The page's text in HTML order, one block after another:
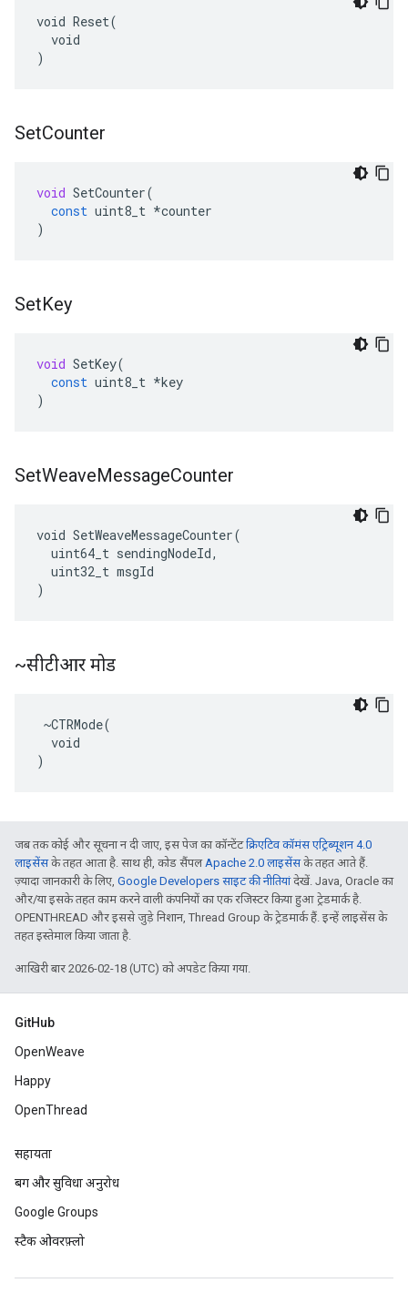
void Reset(
  void
)
SetCounter
void SetCounter(
const uint8_t *counter
)
SetKey
void SetKey(
const uint8_t *key
)
SetWeaveMessageCounter
void SetWeaveMessageCounter(
  uint64_t sendingNodeId,
  uint32_t msgId
)
~सीटीआर मोड
~CTRMode(
  void
)
जब तक कोई और सूचना न दी जाए, इस पेज का कॉन्टेंटक्रिएटिव कॉमंस एट्रिब्यूशन 4.0
लाइसेंसके तहत आता है. साथ ही, कोड सैंपलApache 2.0 लाइसेंसके तहत आते हैं.
ज़्यादा जानकारी के लिए, Google Developers साइट की नीतियांदेखें. Java, Oracle का
और/या इसके तहत काम करने वाली कंपनियों का एक रजिस्टर किया हुआ ट्रेडमार्क है.
OPENTHREAD और इससे जुड़े निशान, Thread Group के ट्रेडमार्क हैं. इन्हें लाइसेंस के
तहत इस्तेमाल किया जाता है.
आखिरी बार 2026-02-18 (UTC) को अपडेट किया गया.
GitHub
OpenWeave
Happy
OpenThread
सहायता
बग और सुविधा अनुरोध
Google Groups
स्टैक ओवरफ़्लो